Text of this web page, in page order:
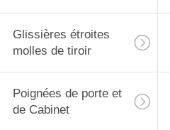
Glissières étroites
molles de tiroir
Poignées de porte et
de Cabinet